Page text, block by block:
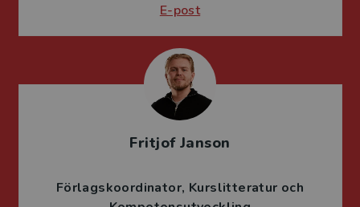
E-post
Fritjof Janson
Förlagskoordinator Kurslitteratur och